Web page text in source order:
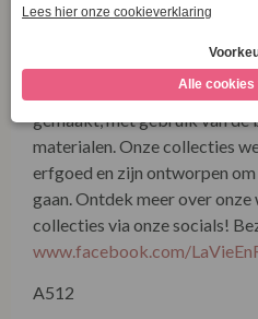
van traditionele Ierse
ontwerpen. Elk stuk wordt
gemaakt, met gebruik van de
materialen. Onze collecties
erfgoed en zijn ontworpen om
gaan. Ontdek meer over
collecties via onze socials!
www.facebook.com/
A512